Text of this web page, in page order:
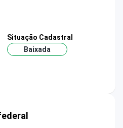
Situação Cadastral
Baixada